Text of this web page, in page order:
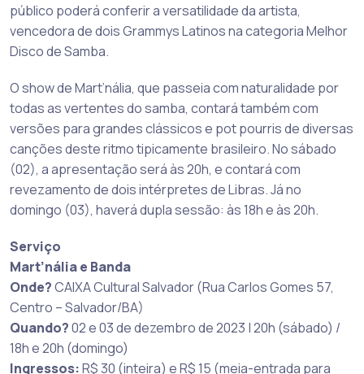
público poderá conferir a versatilidade da artista,
vencedora de dois Grammys Latinos na categoria Melhor
Disco de Samba.
O show de Mart’nália, que passeia com naturalidade por
todas as vertentes do samba, contará também com
versões para grandes clássicos e pot pourris de diversas
canções deste ritmo tipicamente brasileiro. No sábado
(02), a apresentação será às 20h, e contará com
revezamento de dois intérpretes de Libras. Já no
domingo (03), haverá dupla sessão: às 18h e às 20h.
Serviço
Mart’nália e Banda
Onde?CAIXA Cultural Salvador (Rua Carlos Gomes 57,
Centro – Salvador/BA)
Quando?02 e 03 de dezembro de 2023 | 20h (sábado) /
18h e 20h (domingo)
Ingressos:R$ 30 (inteira) e R$ 15 (meia-entrada para